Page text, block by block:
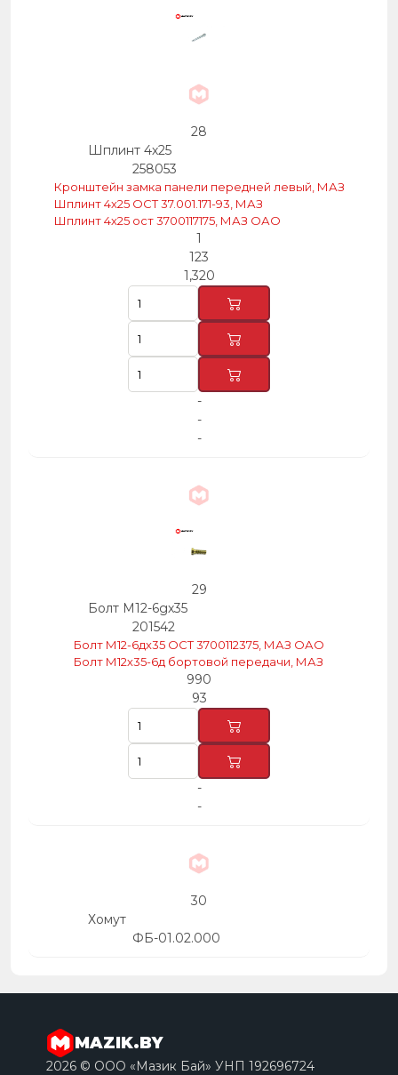
28
Шплинт 4х25
258053
Кронштейн замка панели передней левый, МАЗ
Шплинт 4х25 ОСТ 37.001.171-93, МАЗ
Шплинт 4х25 ост 3700117175, МАЗ ОАО
1
123
1,320
-
-
-
29
Болт М12-6gх35
201542
Болт М12-6дх35 ОСТ 3700112375, МАЗ ОАО
Болт М12х35-6д бортовой передачи, МАЗ
990
93
-
-
30
Хомут
ФБ-01.02.000
MAZIK.BY
2026 © ООО «Мазик Бай» УНП 192696724